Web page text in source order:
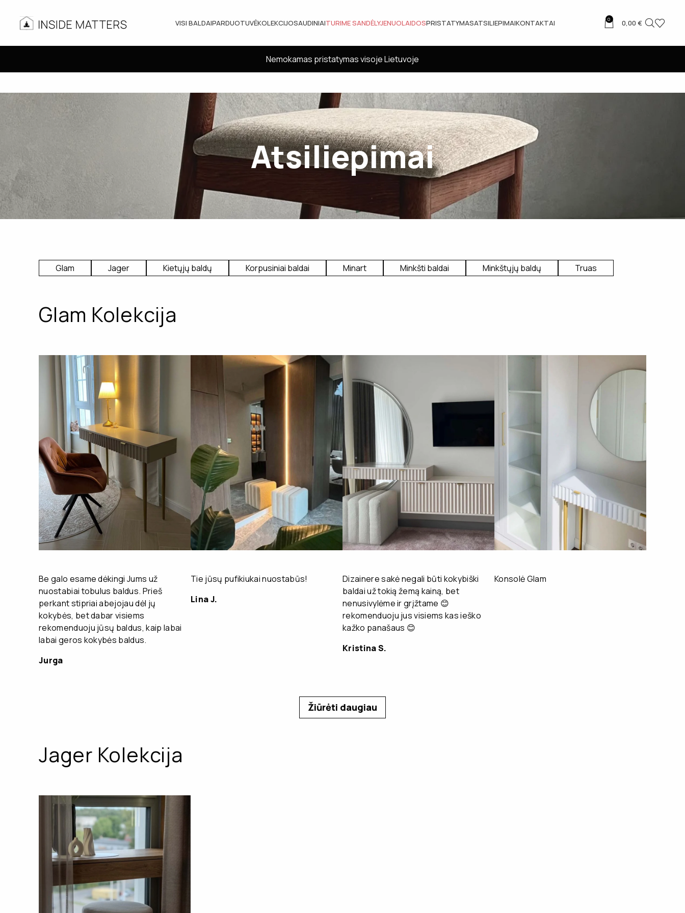
VISI BALDAIPARDUOTUVĖKOLEKCIJOSAUDINIAITURIME SANDĖLYJENUOLAIDOSPRISTATYMASATSILIEPIMAIKONTAKTAI 0 0,00€
Nemokamas pristatymas visoje Lietuvoje
Atsiliepimai
Glam Jager Kietųjų baldų Korpusiniai baldai Minart Minkšti baldai Minkštųjų baldų Truas
Glam Kolekcija
Be galo esame dėkingi Jums už
nuostabiai tobulus baldus. Prieš
perkant stipriai abejojau dėl jų
kokybės, bet dabar visiems
rekomenduoju jūsų baldus, kaip labai
labai geros kokybės baldus.
Jurga
Tie jūsų pufikiukai nuostabūs!
Lina J.
Dizainere sakė negali būti kokybiški
baldai už tokią žemą kainą, bet
nenusivylėme ir grįžtame 😊
rekomenduoju jus visiems kas ieško
kažko panašaus 😊
Kristina S.
Konsolė Glam
Žiūrėti daugiau
Jager Kolekcija